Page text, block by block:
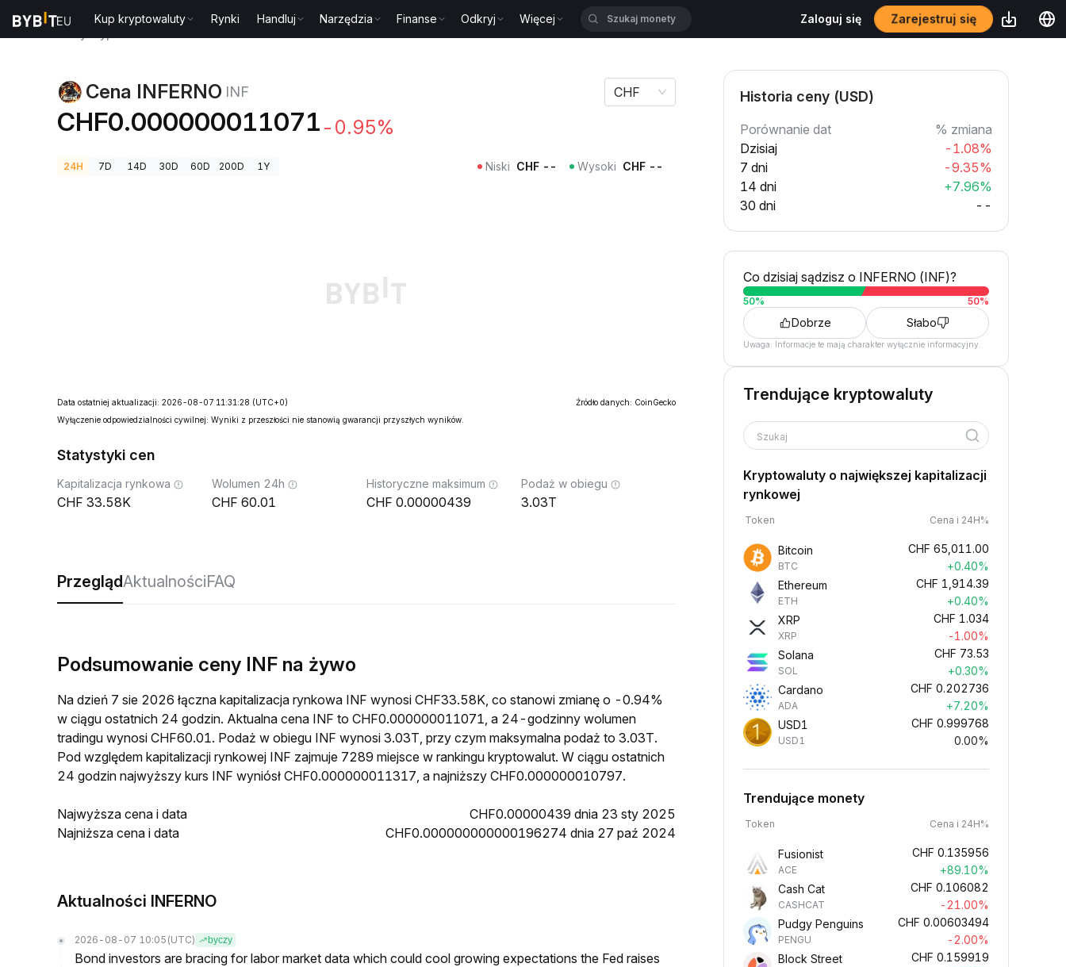
Kup kryptowaluty Rynki Handluj Narzędzia Finanse Odkryj Więcej Zaloguj się Zarejestruj się
Cena INFERNO INF
CHF0.000000011071 -0.95%
CHF
24H 7D 14D 30D 60D 200D 1Y Niski CHF -- Wysoki CHF --
Data ostatniej aktualizacji: 2026-08-07 11:31:28 (UTC+0)
Źródło danych: CoinGecko
Wyłączenie odpowiedzialności cywilnej: Wyniki z przeszłości nie stanowią gwarancji przyszłych wyników.
Statystyki cen
Kapitalizacja rynkowa
33.58K
Wolumen 24h
60.01
Historyczne maksimum
0.00000439
Podaż w obiegu
3.03T
PrzeglądAktualnościFAQ
Podsumowanie ceny INF na żywo
Na dzień 7 sie 2026 łączna kapitalizacja rynkowa INF wynosi CHF33.58K, co stanowi zmianę o -0.94%
w ciągu ostatnich 24 godzin. Aktualna cena INF to CHF0.000000011071, a 24-godzinny wolumen
tradingu wynosi CHF60.01. Podaż w obiegu INF wynosi 3.03T, przy czym maksymalna podaż to 3.03T.
Pod względem kapitalizacji rynkowej INF zajmuje 7289 miejsce w rankingu kryptowalut. W ciągu ostatnich
24 godzin najwyższy kurs INF wyniósł CHF0.000000011317, a najniższy CHF0.000000010797.
Najwyższa cena i data
CHF0.00000439 dnia 23 sty 2025
Najniższa cena i data
CHF0.000000000000196274 dnia 27 paź 2024
Aktualności INFERNO
2026-08-07 10:05 (UTC) byczy
Bond investors are bracing for labor market data which could cool growing expectations the Fed raises
Historia ceny (USD)
Porównanie dat
% zmiana
Dzisiaj
-1.08%
7 dni
-9.35%
14 dni
+7.96%
30 dni
--
Co dzisiaj sądzisz o INFERNO (INF)?
50% 50%
Dobrze Słabo
Uwaga: Informacje te mają charakter wyłącznie informacyjny.
Trendujące kryptowaluty
Szukaj
Kryptowaluty o największej kapitalizacji
rynkowej
Token Cena i 24H%
Bitcoin
BTC
CHF 65,011.00
+0.40%
Ethereum
ETH
CHF 1,914.39
+0.40%
XRP
XRP
CHF 1.034
-1.00%
Solana
SOL
CHF 73.53
+0.30%
Cardano
ADA
CHF 0.202736
+7.20%
USD1
USD1
CHF 0.999768
0.00%
Trendujące monety
Token Cena i 24H%
Fusionist
ACE
CHF 0.135956
+89.10%
Cash Cat
CASHCAT
CHF 0.106082
-21.00%
Pudgy Penguins
PENGU
CHF 0.00603494
-2.00%
Block Street
CHF 0.159919